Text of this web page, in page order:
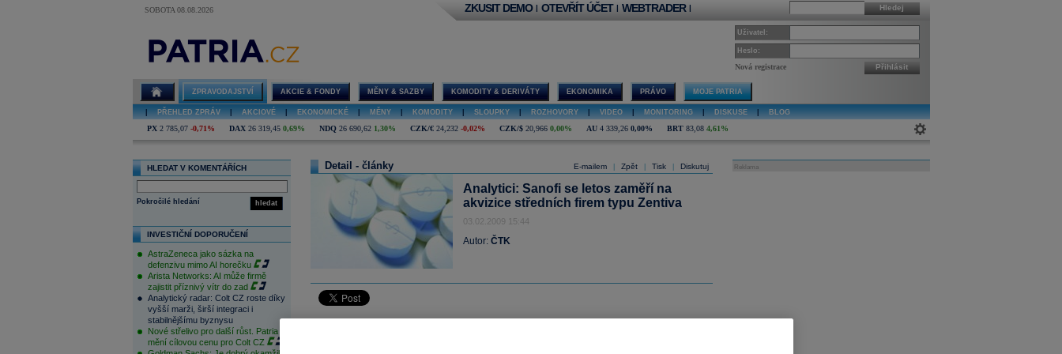
SOBOTA 08.08.2026 Hledej
ZKUSIT DEMO | OTEVŘÍT ÚČET | WEBTRADER |
Uživatel:
Heslo:
Nová registrace Přihlásit
ZPRAVODAJSTVÍ AKCIE & FONDY MĚNY & SAZBY KOMODITY & DERIVÁTY EKONOMIKA PRÁVO MOJE PATRIA
PŘEHLED ZPRÁV AKCIOVÉ EKONOMICKÉ MĚNY KOMODITY SLOUPKY ROZHOVORY VIDEO MONITORING DISKUSE BLOG
PX 2 785,07 -0,71% DAX 26 319,45 0,69% NDQ 26 690,62 1,30% CZK/€ 24,232 -0,02% CZK/$ 20,966 0,00% AU 4 339,26 0,00% BRT 83,08 4,61%
HLEDAT V KOMENTÁŘÍCH
hledat
Pokročilé hledání
INVESTIČNÍ DOPORUČENÍ
AstraZeneca jako sázka na
defenzivu mimo AI horečku
Arista Networks: AI může firmě
zajistit příznivý vítr do zad
Analytický radar: Colt CZ roste díky
vyšší marži, širší integraci i
stabilnějšímu byznysu
Nové střelivo pro další růst. Patria
mění cílovou cenu pro Colt CZ
E-mailem Zpět Tisk Diskutuj
Detail - články
Analytici: Sanofi se letos zaměří na
akvizice středních firem typu Zentiva
03.02.2009 15:44
Autor: ČTK
Reklama